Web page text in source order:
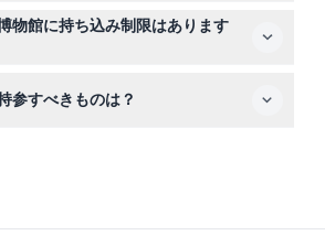
でキャンセルもできませんので、予約
確認ください。
物館に持ち込み制限はあります
館できません。
参すべきものは？